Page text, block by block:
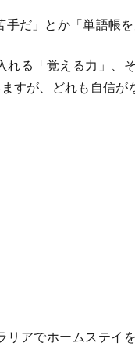
だ」とか「単語帳
る「覚える力」、
すが、どれも自信
アでホームステイ